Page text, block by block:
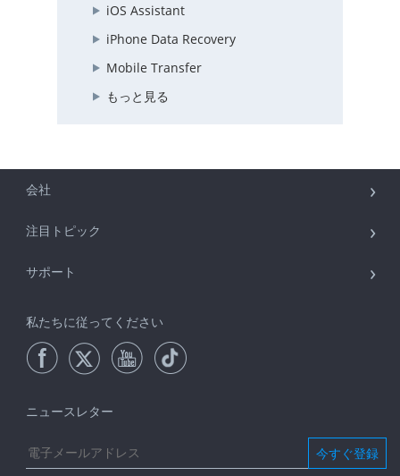
iOS Assistant
iPhone Data Recovery
Mobile Transfer
もっと見る
会社
注目トピック
サポート
私たちに従ってください
ニュースレター
今すぐ登録